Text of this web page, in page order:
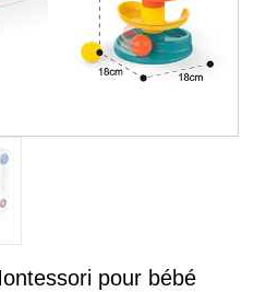
pour bébé